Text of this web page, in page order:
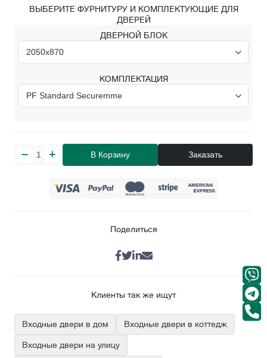
ВЫБЕРИТЕ ФУРНИТУРУ И КОМПЛЕКТУЮЩИЕ ДЛЯ
ДВЕРЕЙ
ДВЕРНОЙ БЛОК
КОМПЛЕКТАЦИЯ
В Корзину Заказать
Поделиться
Клиенты так же ищут
Входные двери в дом Входные двери в коттедж
Входные двери на улицу